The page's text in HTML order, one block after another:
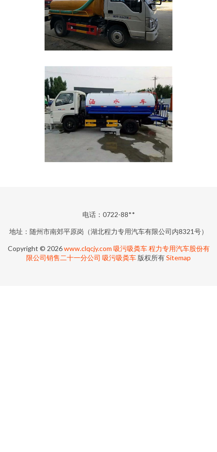
电话：0722-88**
地址：随州市南郊平原岗（湖北程力专用汽车有限公司内8321号）
Copyright © 2026www.clqcjy.com 吸污吸粪车 程力专用汽车股份有
限公司销售二十一分公司 吸污吸粪车 版权所有Sitemap